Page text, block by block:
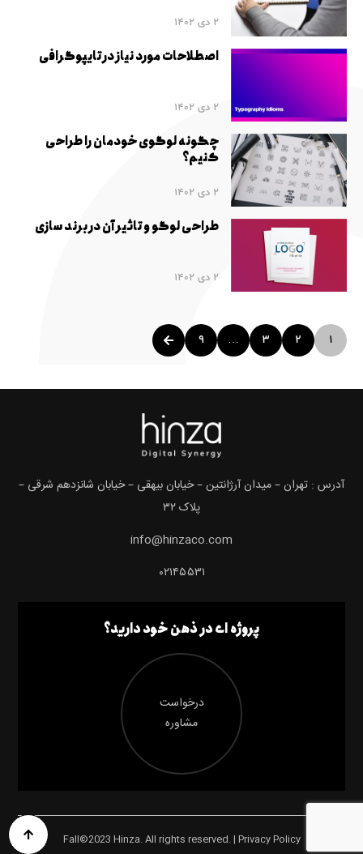
2 دی 1402
اصطلاحات مورد نیاز در تایپوگرافی
2 دی 1402
چگونه لوگوی خودمان را طراحی
کنیم؟
2 دی 1402
طراحی لوگو و تاثیر آن در برند سازی
2 دی 1402
1
2
3
…
9
آدرس : تهران – میدان آرژانتین – خیابان بیهقی – خیابان شانزدهم شرقی –
پلاک ۳۲
info@hinzaco.com
۰۲۱۴۵۵۳۱
پروژه ای در ذهن خود دارید؟
درخواست
مشاوره
Fall©2023 Hinza. All rights reserved. | Privacy Policy